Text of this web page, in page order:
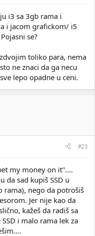
i3 sa 3gb rama i
i jacom grafickom/ i5
se?
toliko para, nema
ne znaci da ga necu
lepo opadne u ceni.
#23
my money on it"....
da sad kupiš SSD u
rama), nego da potrošiš
Jer nije kao da
kažeš da radiš sa
i malo rama lek za